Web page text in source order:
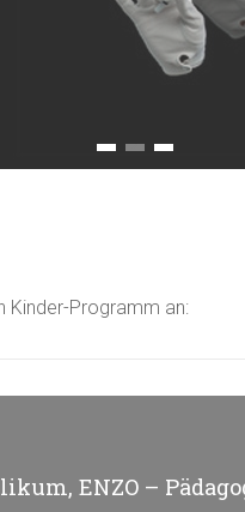
1 2 3
Kinder-Programm an:
ENZO –